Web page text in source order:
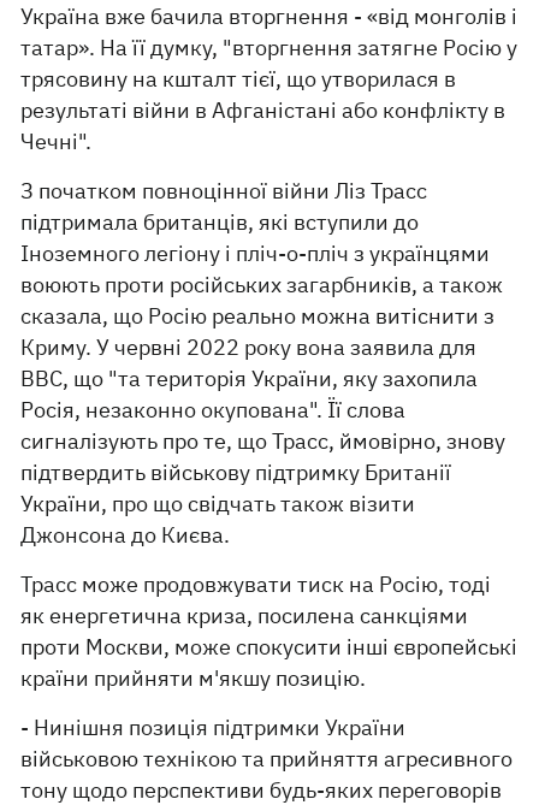
Україна вже бачила вторгнення - «від монголів і
татар». На її думку, "вторгнення затягне Росію у
трясовину на кшталт тієї, що утворилася в
результаті війни в Афганістані або конфлікту в
Чечні".
З початком повноцінної війни Ліз Трасс
підтримала британців, які вступили до
Іноземного легіону і пліч-о-пліч з українцями
воюють проти російських загарбників, а також
сказала, що Росію реально можна витіснити з
Криму. У червні 2022 року вона заявила для
ВВС, що "та територія України, яку захопила
Росія, незаконно окупована". Її слова
сигналізують про те, що Трасс, ймовірно, знову
підтвердить військову підтримку Британії
України, про що свідчать також візити
Джонсона до Києва.
Трасс може продовжувати тиск на Росію, тоді
як енергетична криза, посилена санкціями
проти Москви, може спокусити інші європейські
країни прийняти м'якшу позицію.
- Нинішня позиція підтримки України
військовою технікою та прийняття агресивного
тону щодо перспективи будь-яких переговорів